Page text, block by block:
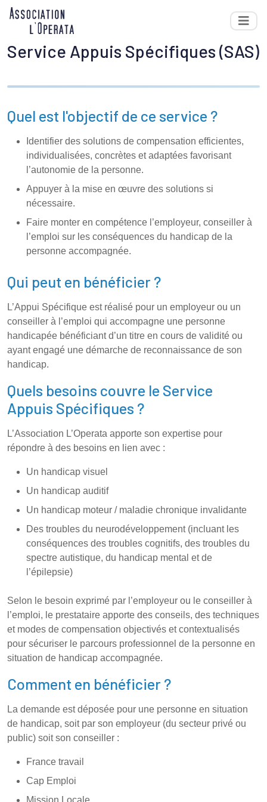
Aller à la navigation
Aller au contenu
Service Appuis Spécifiques (SAS)
Quel est l'objectif de ce service ?
Identifier des solutions de compensation efficientes,
individualisées, concrètes et adaptées favorisant
l’autonomie de la personne.
Appuyer à la mise en œuvre des solutions si
nécessaire.
Faire monter en compétence l’employeur, conseiller à
l’emploi sur les conséquences du handicap de la
personne accompagnée.
Qui peut en bénéficier ?
L’Appui Spécifique est réalisé pour un employeur ou un
conseiller à l’emploi qui accompagne une personne
handicapée bénéficiant d’un titre en cours de validité ou
ayant engagé une démarche de reconnaissance de son
handicap.
Quels besoins couvre le Service
Appuis Spécifiques ?
L’Association L’Operata apporte son expertise pour
répondre à des besoins en lien avec :
Un handicap visuel
Un handicap auditif
Un handicap moteur / maladie chronique invalidante
Des troubles du neurodéveloppement (incluant les
conséquences des troubles cognitifs, des troubles du
spectre autistique, du handicap mental et de
l’épilepsie)
Selon le besoin exprimé par l’employeur ou le conseiller à
l’emploi, le prestataire apporte des conseils, des techniques
et modes de compensation objectivés et contextualisés
pour sécuriser le parcours professionnel de la personne en
situation de handicap accompagnée.
Comment en bénéficier ?
La demande est déposée pour une personne en situation
de handicap, soit par son employeur (du secteur privé ou
public) soit son conseiller :
France travail
Cap Emploi
Mission Locale